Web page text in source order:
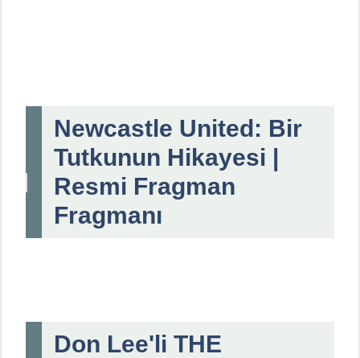
Newcastle United: Bir
Tutkunun Hikayesi |
Resmi Fragman
Fragmanı
Don Lee'li THE